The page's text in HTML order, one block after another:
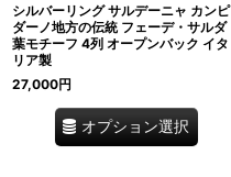
シルバーリング サルデーニャ カンピ
ダーノ地方の伝統 フェーデ・サルダ
葉モチーフ 4列 オープンバック イタ
リア製
27,000円
オプション選択